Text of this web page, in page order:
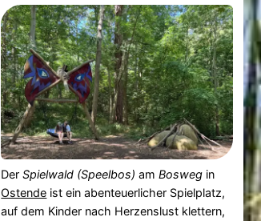
DerSpielwald (Speelbos) amBosweg in
Ostende ist ein abenteuerlicher Spielplatz,
auf dem Kinder nach Herzenslust klettern,